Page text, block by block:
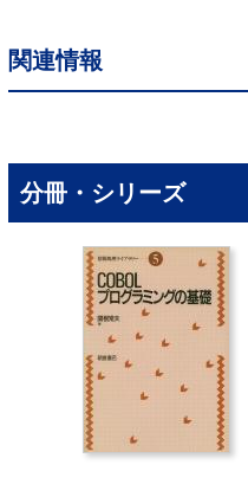
2.6 プログラムの編集
2.7 四則演算のプログラム
3. 選択のあるプログラム
3.2 二つ以上の選択のあるプ
4. 繰返しのあるプログラム
4.1 IF文とGOTO文を用いた
4.2 FOR-NEXTを用いた繰返
4.3 ラストデータの処理
4.4 条件を満たすまで繰り返
4.5 ネスティング
5. 配列の使用
関連情報
分冊・シリーズ